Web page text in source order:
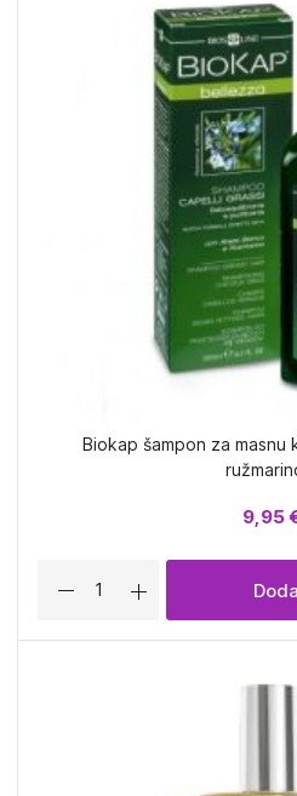
Biokap šampon za masnu
9,95